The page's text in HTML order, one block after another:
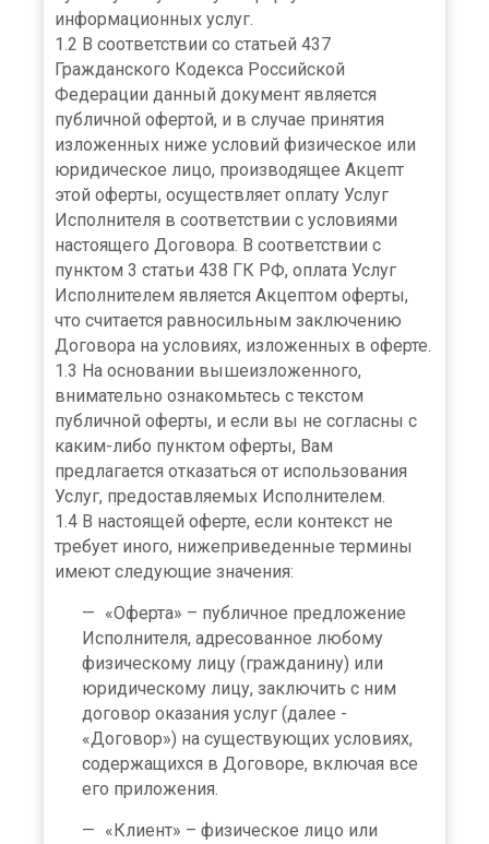
информационных услуг.
1.2 В соответствии со статьей 437
Гражданского Кодекса Российской
Федерации данный документ является
публичной офертой, и в случае принятия
изложенных ниже условий физическое или
юридическое лицо, производящее Акцепт
этой оферты, осуществляет оплату Услуг
Исполнителя в соответствии с условиями
настоящего Договора. В соответствии с
пунктом 3 статьи 438 ГК РФ, оплата Услуг
Исполнителем является Акцептом оферты,
что считается равносильным заключению
Договора на условиях, изложенных в оферте.
1.3 На основании вышеизложенного,
внимательно ознакомьтесь с текстом
публичной оферты, и если вы не согласны с
каким-либо пунктом оферты, Вам
предлагается отказаться от использования
Услуг, предоставляемых Исполнителем.
1.4 В настоящей оферте, если контекст не
требует иного, нижеприведенные термины
имеют следующие значения:
«Оферта» – публичное предложение
Исполнителя, адресованное любому
физическому лицу (гражданину) или
юридическому лицу, заключить с ним
договор оказания услуг (далее -
«Договор») на существующих условиях,
содержащихся в Договоре, включая все
его приложения.
«Клиент» – физическое лицо или